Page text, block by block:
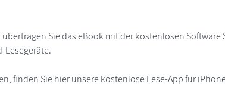
Sie das eBook mit der kostenlosen Software
Lesegeräte.
finden Sie hier unsere kostenlose Lese-App für